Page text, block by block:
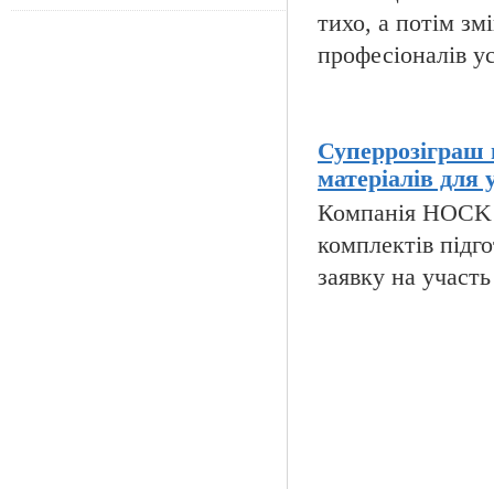
тихо, а потім
професіоналів
Суперрозіграш
матеріалів для
Компанія
комплектів
заявку на